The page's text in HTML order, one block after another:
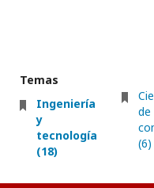
Temas
Ingeniería
y
tecnología
(18)
de
(6)